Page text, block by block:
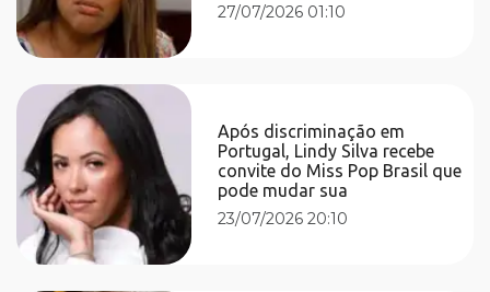
27/07/2026 01:10
Após discriminação em
Portugal, Lindy Silva recebe
convite do Miss Pop Brasil que
pode mudar sua
23/07/2026 20:10